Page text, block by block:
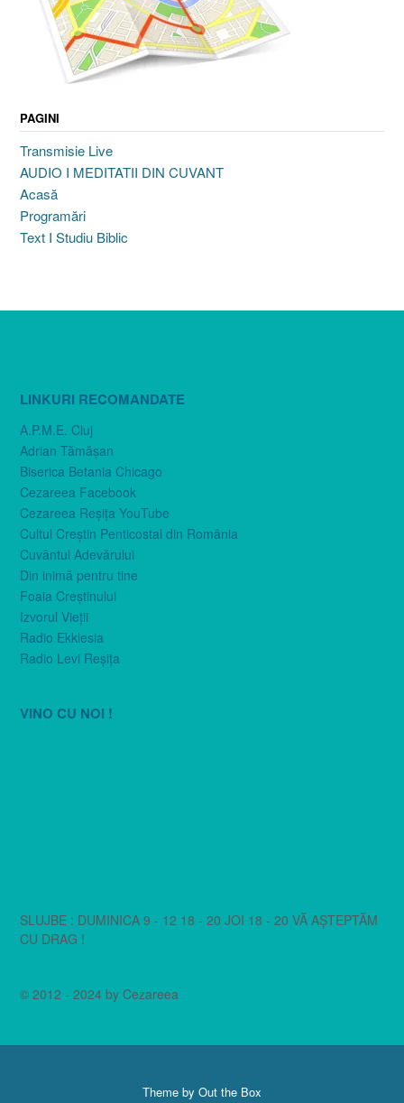
PAGINI
Transmisie Live
AUDIO I MEDITATII DIN CUVANT
Acasă
Programări
Text I Studiu Biblic
LINKURI RECOMANDATE
A.P.M.E. Cluj
Adrian Tămăşan
Biserica Betania Chicago
Cezareea Facebook
Cezareea Reşiţa YouTube
Cultul Creştin Penticostal din România
Cuvântul Adevărului
Din inimă pentru tine
Foaia Creştinului
Izvorul Vieţii
Radio Ekklesia
Radio Levi Reşiţa
VINO CU NOI !
SLUJBE : DUMINICA 9 - 12 18 - 20 JOI 18 - 20 VĂ AȘTEPTĂM
CU DRAG !
© 2012 - 2024 by Cezareea
Theme by Out the Box